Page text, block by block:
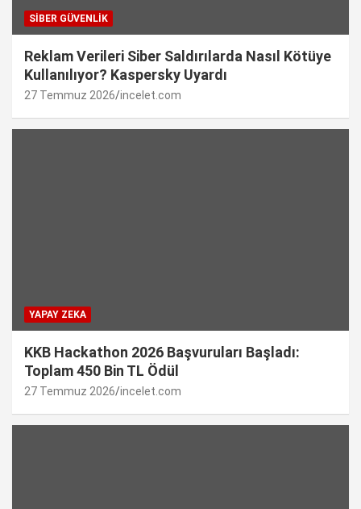
SIBER GÜVENLIK
Reklam Verileri Siber Saldırılarda Nasıl Kötüye
Kullanılıyor? Kaspersky Uyardı
27 Temmuz 2026 incelet.com
YAPAY ZEKA
KKB Hackathon 2026 Başvuruları Başladı:
Toplam 450 Bin TL Ödül
27 Temmuz 2026 incelet.com